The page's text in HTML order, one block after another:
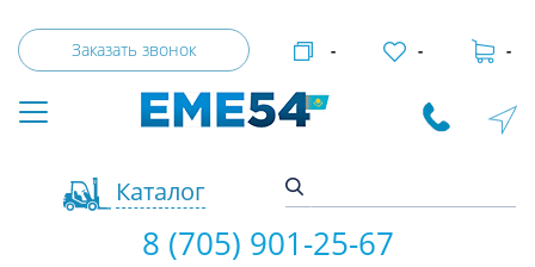
Заказать звонок
Каталог
- - -
8 (705) 901-25-67